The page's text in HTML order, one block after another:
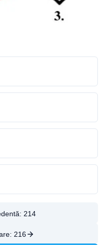
214
216